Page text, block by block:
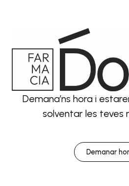
Demana’ns hora i
solventar les teves
Demanar